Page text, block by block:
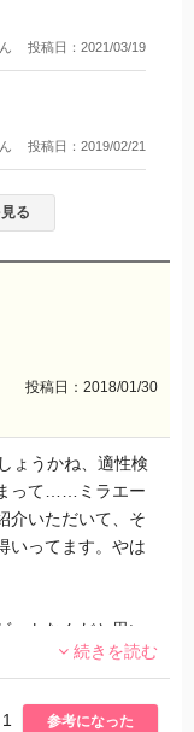
投稿日：2021/03/19
投稿日：2019/02/21
る
投稿日：2018/01/30
ょうかね、適性検
って……ミラエー
介いただいて、そ
いってます。やは
トなんだと思い
し、若い子にはオ
続きを読む
1 参考になった